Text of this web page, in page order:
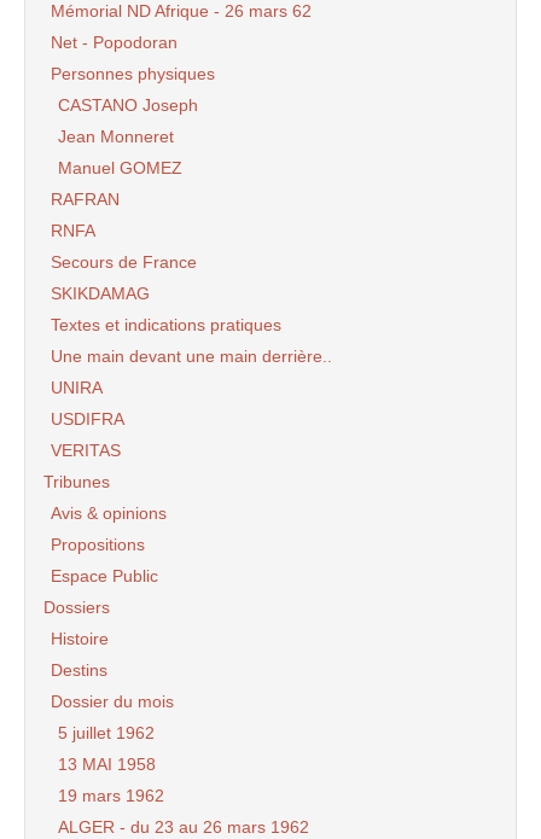
Mémorial ND Afrique - 26 mars 62
Net - Popodoran
Personnes physiques
CASTANO Joseph
Jean Monneret
Manuel GOMEZ
RAFRAN
RNFA
Secours de France
SKIKDAMAG
Textes et indications pratiques
Une main devant une main derrière..
UNIRA
USDIFRA
VERITAS
Tribunes
Avis & opinions
Propositions
Espace Public
Dossiers
Histoire
Destins
Dossier du mois
5 juillet 1962
13 MAI 1958
19 mars 1962
ALGER - du 23 au 26 mars 1962